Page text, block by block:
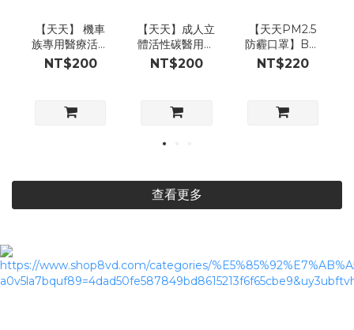
【天天】 機車
族專用醫療活性
碳口罩(隕石黑)
25入/盒
NT$200
【天天】成人立
體活性碳醫用口
罩,25入/盒 (機
車族適用)
NT$200
【天天PM2.5
防霾口罩】B級
防護,紅色警戒
專用,12入/盒 (2
NT$220
查看更多